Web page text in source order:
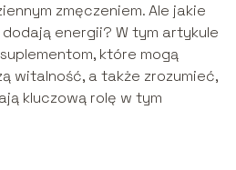
zmęczeniem. Ale jakie
energii? W tym artykule
które mogą
witalność, a także zrozumieć,
kluczową rolę w tym